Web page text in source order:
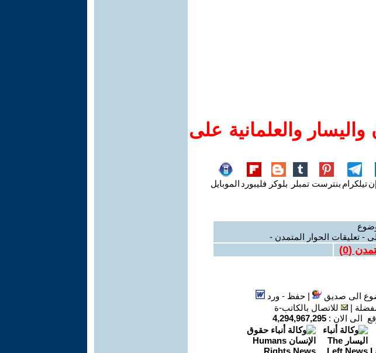
والعلمانية على
تيلكرام بنترست تمبلر بلوكر فليبورد الموبايل
- تعليقات الحوار المتمدن -
(
0
)
الى صديق |حفظ - ورد
|
للاتصال بالكاتب-ة
الى الان : 4,294,967,295